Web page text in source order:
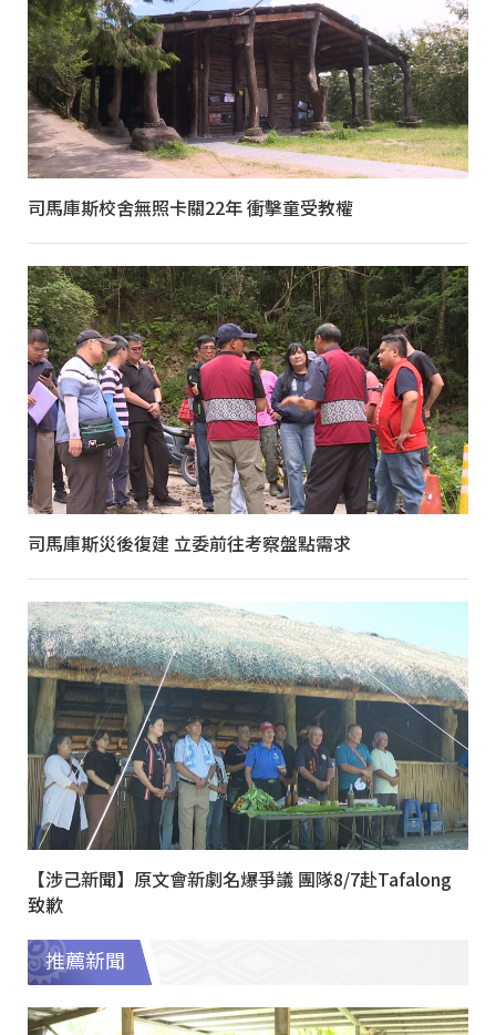
司馬庫斯校舍無照卡關22年 衝擊童受教權
司馬庫斯災後復建 立委前往考察盤點需求
【涉己新聞】原文會新劇名爆爭議 團隊8/7赴Tafalong
致歉
推薦新聞